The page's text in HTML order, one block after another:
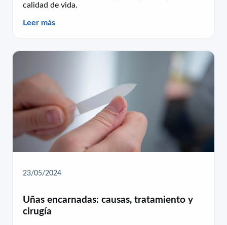
calidad de vida.
Leer más
23/05/2024
Uñas encarnadas: causas, tratamiento y
cirugía